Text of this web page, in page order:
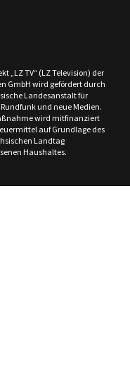
„LZ TV“ (LZ Television) der
GmbH wird gefördert durch
Landesanstalt für
und neue Medien.
wird mitfinanziert
auf Grundlage des
Landtag
Haushaltes.